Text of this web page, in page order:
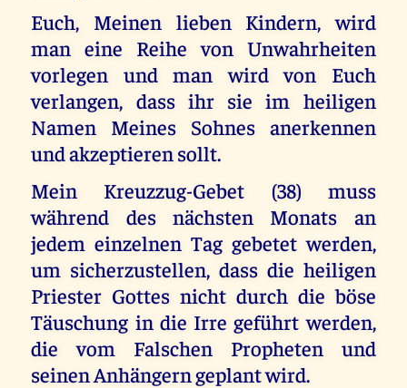
Euch, Meinen lieben Kindern, wird
man eine Reihe von Unwahrheiten
vorlegen und man wird von Euch
verlangen, dass ihr sie im heiligen
Namen Meines Sohnes anerkennen
und akzeptieren sollt.
Mein Kreuzzug-Gebet (38) muss
während des nächsten Monats an
jedem einzelnen Tag gebetet werden,
um sicherzustellen, dass die heiligen
Priester Gottes nicht durch die böse
Täuschung in die Irre geführt werden,
die vom Falschen Propheten und
seinen Anhängern geplant wird.